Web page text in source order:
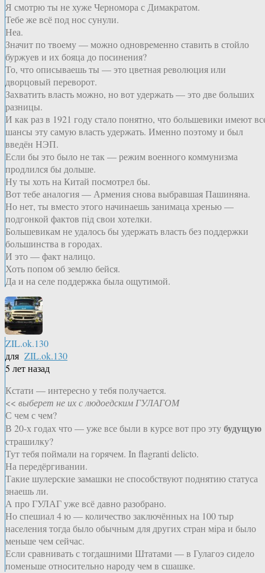
Я смотрю ты не хуже Черномора с Димакратом.
Тебе же всё под нос сунули.
Неа.
Значит по твоему — можно одновременно ставить в стойло
буржуев и их бояца до посинения?
То, что описываешь ты — это цветная революция или
дворцовый переворот.
Захватить власть можно, но вот удержать — это две больших
разницы.
И как раз в 1921 году стало понятно, что большевики имеют
шансы эту самую власть удержать. Именно поэтому и был
введён НЭП.
Если бы это было не так — режим военного коммунизма
продлился бы дольше.
Ну ты хоть на Китай посмотрел бы.
Вот тебе аналогия — Армения снова выбравшая Пашиняна.
Но нет, ты вместо этого начинаешь занимаца хренью —
подгонкой фактов пiд свои хотелки.
Большевикам не удалось бы удержать власть без поддержки
большинства в городах.
И это — факт налицо.
Хоть попом об землю бейся.
Да и на селе поддержка была ощутимой.
ZIL.ok.130
для ZIL.ok.130
5 лет назад
Кстати — интересно у тебя получается.
<< выберет не их с людоедским ГУЛАГОМ
С чем с чем?
В 20-х годах что — уже все были в курсе вот про этубудущую
страшилку?
Тут тебя поймали на горячем. In flagranti delicto.
На передёргивании.
Такие шулерские замашки не способствуют поднятию статуса
знаешь ли.
А про ГУЛАГ уже всё давно разобрано.
Но спешиал 4 ю — количество заключённых на 100 тыр
населения тогда было обычным для других стран мiра и было
меньше чем сейчас.
Если сравнивать с тогдашними Штатами — в Гулагоэ сидело
поменьше относительно народу чем в сшашке.